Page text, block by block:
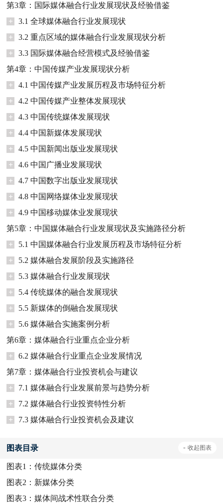
第3章：国际媒体融合行业发展现状及经验借鉴
+
3.1 全球媒体融合行业发展现状
+
3.2 重点区域的媒体融合行业发展现状分析
+
3.3 国际媒体融合经营模式及经验借鉴
第4章：中国传媒产业发展现状分析
+
4.1 中国传媒产业发展历程及市场特征分析
+
4.2 中国传媒产业整体发展现状
+
4.3 中国传统媒体发展现状
+
4.4 中国新媒体发展现状
+
4.5 中国新闻出版业发展现状
+
4.6 中国广播业发展现状
+
4.7 中国数字出版业发展现状
+
4.8 中国网络媒体业发展现状
+
4.9 中国移动媒体业发展现状
第5章：中国媒体融合行业发展现状及实施路径分析
+
5.1 中国媒体融合行业发展历程及市场特征分析
+
5.2 媒体融合发展阶段及实施路径
+
5.3 媒体融合行业发展现状
+
5.4 传统媒体的融合发展现状
+
5.5 新媒体的倒融合发展现状
+
5.6 媒体融合实施案例分析
第6章：媒体融合行业重点企业分析
+
6.2 媒体融合行业重点企业发展情况
第7章：媒体融合行业投资机会与建议
+
7.1 媒体融合行业发展前景与趋势分析
+
7.2 媒体融合行业投资特性分析
+
7.3 媒体融合行业投资机会及建议
图表目录 - 收起图表
图表1：传统媒体分类
图表2： 新媒体分类
图表3：媒体间战术性联合分类